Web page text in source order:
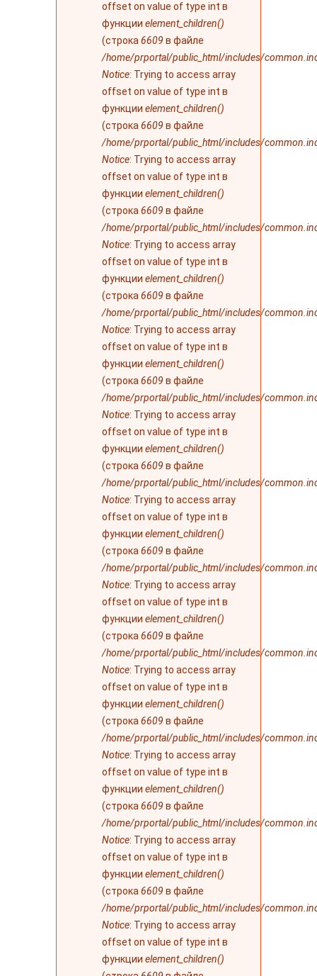
offset on value of type int в
функции element_children()
(строка 6609 в файле
/home/prportal/public_html/includes/
Notice: Trying to access array
offset on value of type int в
функции element_children()
(строка 6609 в файле
/home/prportal/public_html/includes/
Notice: Trying to access array
offset on value of type int в
функции element_children()
(строка 6609 в файле
/home/prportal/public_html/includes/
Notice: Trying to access array
offset on value of type int в
функции element_children()
(строка 6609 в файле
/home/prportal/public_html/includes/
Notice: Trying to access array
offset on value of type int в
функции element_children()
(строка 6609 в файле
/home/prportal/public_html/includes/
Notice: Trying to access array
offset on value of type int в
функции element_children()
(строка 6609 в файле
/home/prportal/public_html/includes/
Notice: Trying to access array
offset on value of type int в
функции element_children()
(строка 6609 в файле
/home/prportal/public_html/includes/
Notice: Trying to access array
offset on value of type int в
функции element_children()
(строка 6609 в файле
/home/prportal/public_html/includes/
Notice: Trying to access array
offset on value of type int в
функции element_children()
(строка 6609 в файле
/home/prportal/public_html/includes/
Notice: Trying to access array
offset on value of type int в
функции element_children()
(строка 6609 в файле
/home/prportal/public_html/includes/
Notice: Trying to access array
offset on value of type int в
функции element_children()
(строка 6609 в файле
/home/prportal/public_html/includes/
Notice: Trying to access array
offset on value of type int в
функции element_children()